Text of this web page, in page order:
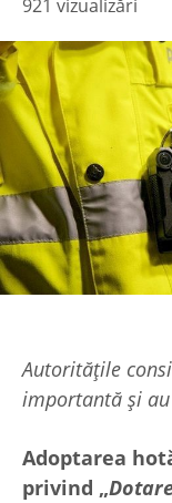
|
921 vizualizări
Autoritățile
importantă și
Adoptarea
privind „